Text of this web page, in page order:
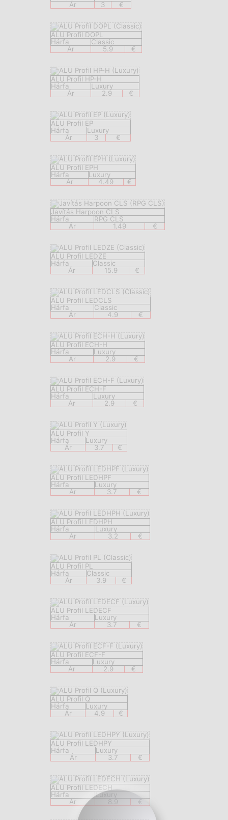
Ár
3 €
ALU Profil DOPL
Hárfa
Classic
Ár
5.9 €
ALU Profil HP-H
Hárfa
Luxury
Ár
2.9 €
ALU Profil EP
Hárfa
Luxury
Ár
3 €
ALU Profil EPH
Hárfa
Luxury
Ár
4.49 €
Javítás Harpoon CLS
Hárfa
RPG CLS
Ár
1.49 €
ALU Profil LEDZE
Hárfa
Classic
Ár
15.9 €
ALU Profil LEDCLS
Hárfa
Classic
Ár
4.9 €
ALU Profil ECH-H
Hárfa
Luxury
Ár
2.9 €
ALU Profil ECH-F
Hárfa
Luxury
Ár
2.9 €
ALU Profil Y
Hárfa
Luxury
Ár
3.7 €
ALU Profil LEDHPF
Hárfa
Luxury
Ár
3.7 €
ALU Profil LEDHPH
Hárfa
Luxury
Ár
3.2 €
ALU Profil PL
Hárfa
Classic
Ár
3.9 €
ALU Profil LEDECF
Hárfa
Luxury
Ár
3.7 €
ALU Profil ECF-F
Hárfa
Luxury
Ár
2.9 €
ALU Profil Q
Hárfa
Luxury
Ár
4.9 €
ALU Profil LEDHPY
Hárfa
Luxury
Ár
3.7 €
ALU Profil LEDECH
Hárfa
Luxury
Ár
8.9 €